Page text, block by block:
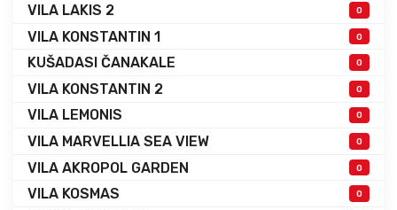
VILA LAKIS 2 0
VILA KONSTANTIN 1 0
KUŠADASI ČANAKALE 0
VILA KONSTANTIN 2 0
VILA LEMONIS 0
VILA MARVELLIA SEA VIEW 0
VILA AKROPOL GARDEN 0
VILA KOSMAS 0